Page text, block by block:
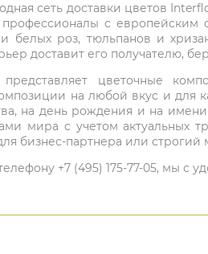
сеть доставки цветов
профессионалы с
белых роз, тюльпанов и
доставит его получателю,
представляет цветочные
на любой вкус и для
на день рождения и на
мира с учетом актуальных
бизнес-партнера или
+7 (495) 175-77-05, мы